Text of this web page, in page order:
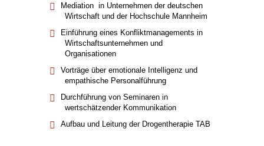
Mediation in Unternehmen der deutschen
Wirtschaft und der Hochschule Mannheim
Einführung eines Konfliktmanagements in
Wirtschaftsunternehmen und
Organisationen
Vorträge über emotionale Intelligenz und
empathische Personalführung
Durchführung von Seminaren in
wertschätzender Kommunikation
Aufbau und Leitung der Drogentherapie TAB